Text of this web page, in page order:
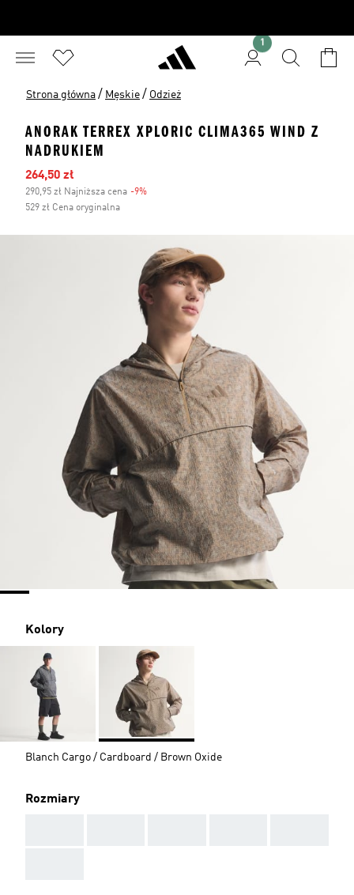
1
Strona główna / Męskie / Odzież
ANORAK TERREX XPLORIC CLIMA365 WIND Z
NADRUKIEM
Ceny na wyprzedaży
264,50 zł
290,95 zł Najniższa cena -9%
529 zł Cena oryginalna
Kolory
Blanch Cargo / Cardboard / Brown Oxide
Rozmiary